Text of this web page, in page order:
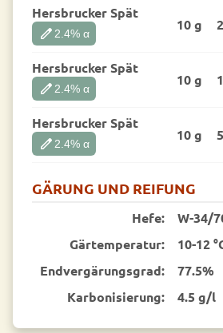
Hersbrucker Spät
edit 2.4% α
10 g
Hersbrucker Spät
edit 2.4% α
10 g
Hersbrucker Spät
edit 2.4% α
10 g
GÄRUNG UND REIFUNG
Hefe:
W-34/
Gärtemperatur:
10-12
End­vergärungsgrad:
77.5%
Karbonisierung:
4.5 g/l